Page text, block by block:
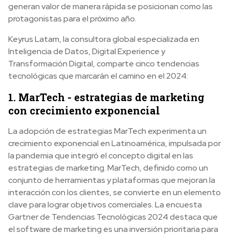
generan valor de manera rápida se posicionan como las
protagonistas para el próximo año.
Keyrus Latam, la consultora global especializada en
Inteligencia de Datos, Digital Experience y
Transformación Digital, comparte cinco tendencias
tecnológicas que marcarán el camino en el 2024:
1. MarTech - estrategias de marketing
con crecimiento exponencial
La adopción de estrategias MarTech experimenta un
crecimiento exponencial en Latinoamérica, impulsada por
la pandemia que integró el concepto digital en las
estrategias de marketing. MarTech, definido como un
conjunto de herramientas y plataformas que mejoran la
interacción con los clientes, se convierte en un elemento
clave para lograr objetivos comerciales. La encuesta
Gartner de Tendencias Tecnológicas 2024 destaca que
el software de marketing es una inversión prioritaria para